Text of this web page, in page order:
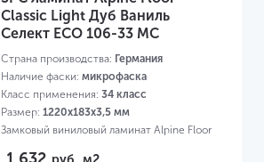
Classic Light Дуб Ваниль
Селект ECO 106-33 MC
Страна производства: Германия
Наличие фаски: микрофаска
Класс применения: 34 класс
Размер: 1220х183х3,5 мм
Замковый виниловый ламинат Alpine Floor